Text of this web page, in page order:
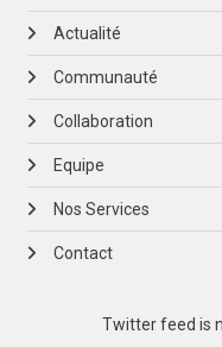
Actualité
Communauté
Collaboration
Equipe
Nos Services
Contact
Twitter feed is